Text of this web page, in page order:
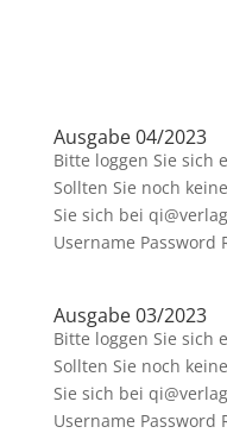
Ausgabe 04/2023
Bitte loggen Sie sich
Sollten Sie noch
Sie sich bei
Username
Ausgabe 03/2023
Bitte loggen Sie sich
Sollten Sie noch
Sie sich bei
Username